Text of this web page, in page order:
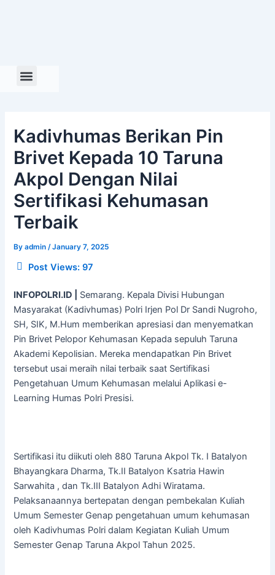
Kadivhumas Berikan Pin
Brivet Kepada 10 Taruna
Akpol Dengan Nilai
Sertifikasi Kehumasan
Terbaik
Byadmin /January 7, 2025
Post Views: 97
INFOPOLRI.ID |
Semarang. Kepala Divisi Hubungan
Masyarakat (Kadivhumas) Polri Irjen Pol Dr Sandi Nugroho,
SH, SIK, M.Hum memberikan apresiasi dan menyematkan
Pin Brivet Pelopor Kehumasan Kepada sepuluh Taruna
Akademi Kepolisian. Mereka mendapatkan Pin Brivet
tersebut usai meraih nilai terbaik saat Sertifikasi
Pengetahuan Umum Kehumasan melalui Aplikasi e-
Learning Humas Polri Presisi.
Sertifikasi itu diikuti oleh 880 Taruna Akpol Tk. I Batalyon
Bhayangkara Dharma, Tk.II Batalyon Ksatria Hawin
Sarwahita , dan Tk.III Batalyon Adhi Wiratama.
Pelaksanaannya bertepatan dengan pembekalan Kuliah
Umum Semester Genap pengetahuan umum kehumasan
oleh Kadivhumas Polri dalam Kegiatan Kuliah Umum
Semester Genap Taruna Akpol Tahun 2025.